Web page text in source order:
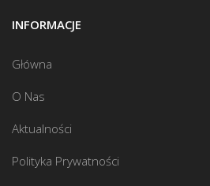
INFORMACJE
Główna
O Nas
Aktualności
Polityka Prywatności